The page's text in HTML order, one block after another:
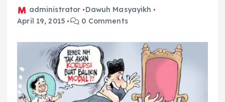
administrator
Dawuh Masyayikh
April 19, 2015
0 Comments